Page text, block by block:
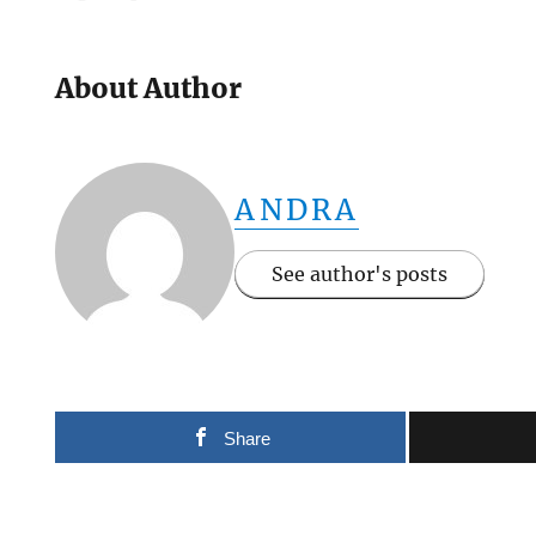
About Author
ANDRA
See author's posts
Share